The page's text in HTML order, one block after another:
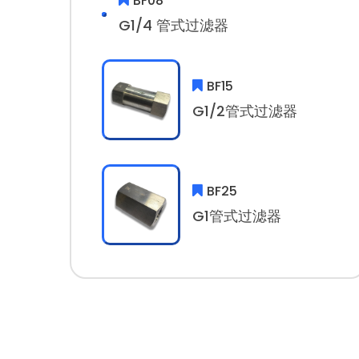
G1/4 管式过滤器
BF15
G1/2管式过滤器
BF25
G1管式过滤器